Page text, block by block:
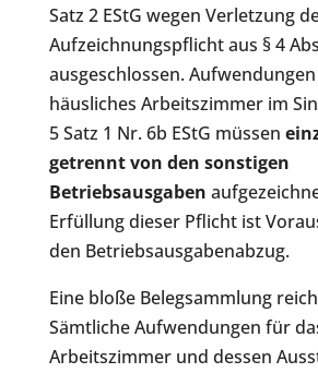
Satz 2 EStG wegen Verletzung
Aufzeichnungspflicht aus § 4
ausgeschlossen.
häusliches Arbeitszimmer im
5 Satz 1 Nr. 6b EStG müssen
getrennt von den sonstigen
Betriebsausgaben
Erfüllung dieser Pflicht ist
den Betriebsausgabenabzug.
Eine bloße Belegsammlung
Sämtliche Aufwendungen für
Arbeitszimmer und dessen